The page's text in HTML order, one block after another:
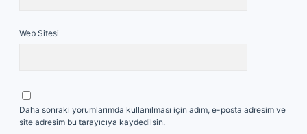
Web Sitesi
Daha sonraki yorumlarımda kullanılması için adım, e-posta adresim ve
site adresim bu tarayıcıya kaydedilsin.